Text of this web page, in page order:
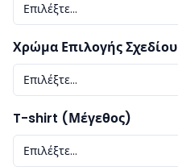
Επιλέξτε...
Χρώμα Επιλογής Σχεδίου
Επιλέξτε...
T-shirt (Μέγεθος)
Επιλέξτε...